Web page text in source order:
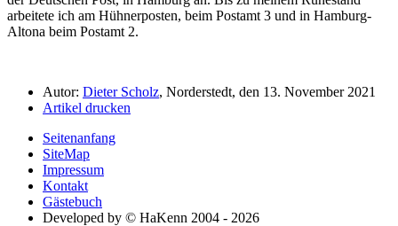
arbeitete ich am Hühnerposten, beim Postamt 3 und in Hamburg-
Altona beim Postamt 2.
Autor: Dieter Scholz, Norderstedt, den 13. November 2021
Artikel drucken
Seitenanfang
SiteMap
Impressum
Kontakt
Gästebuch
Developed by © HaKenn 2004 - 2026